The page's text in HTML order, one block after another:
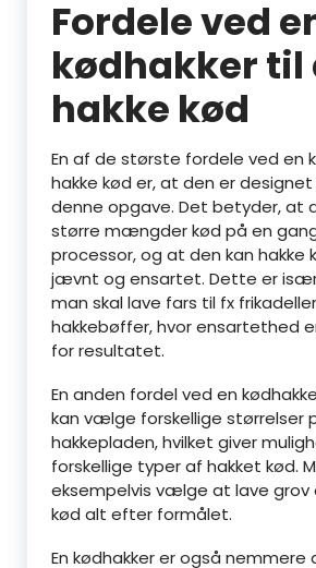
Fordele ved
kødhakker til
hakke kød
En af de største fordele ved en
hakke kød er, at den er
denne opgave. Det betyder, at
større mængder kød på en
processor, og at den kan hakke
jævnt og ensartet. Dette er
man skal lave fars til fx
hakkebøffer, hvor ensartethed
for resultatet.
En anden fordel ved en
kan vælge forskellige størrelser
hakkepladen, hvilket giver
forskellige typer af hakket kød.
eksempelvis vælge at lave grov
kød alt efter formålet.
En kødhakker er også